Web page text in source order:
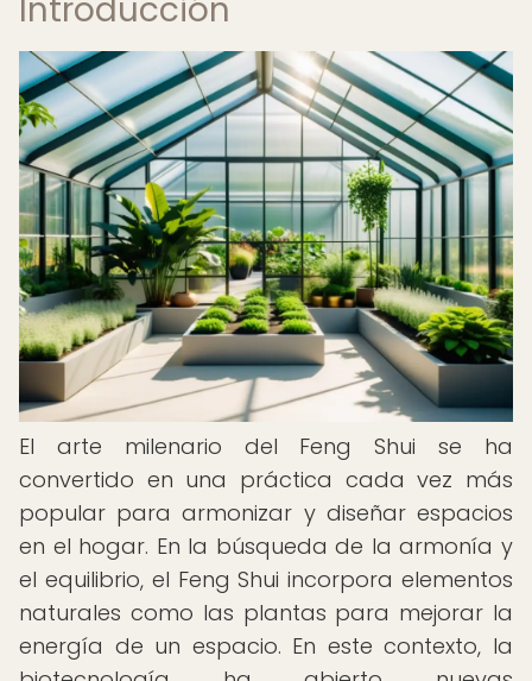
Introducción
El arte milenario del Feng Shui se ha
convertido en una práctica cada vez más
popular para armonizar y diseñar espacios
en el hogar. En la búsqueda de la armonía y
el equilibrio, el Feng Shui incorpora elementos
naturales como las plantas para mejorar la
energía de un espacio. En este contexto, la